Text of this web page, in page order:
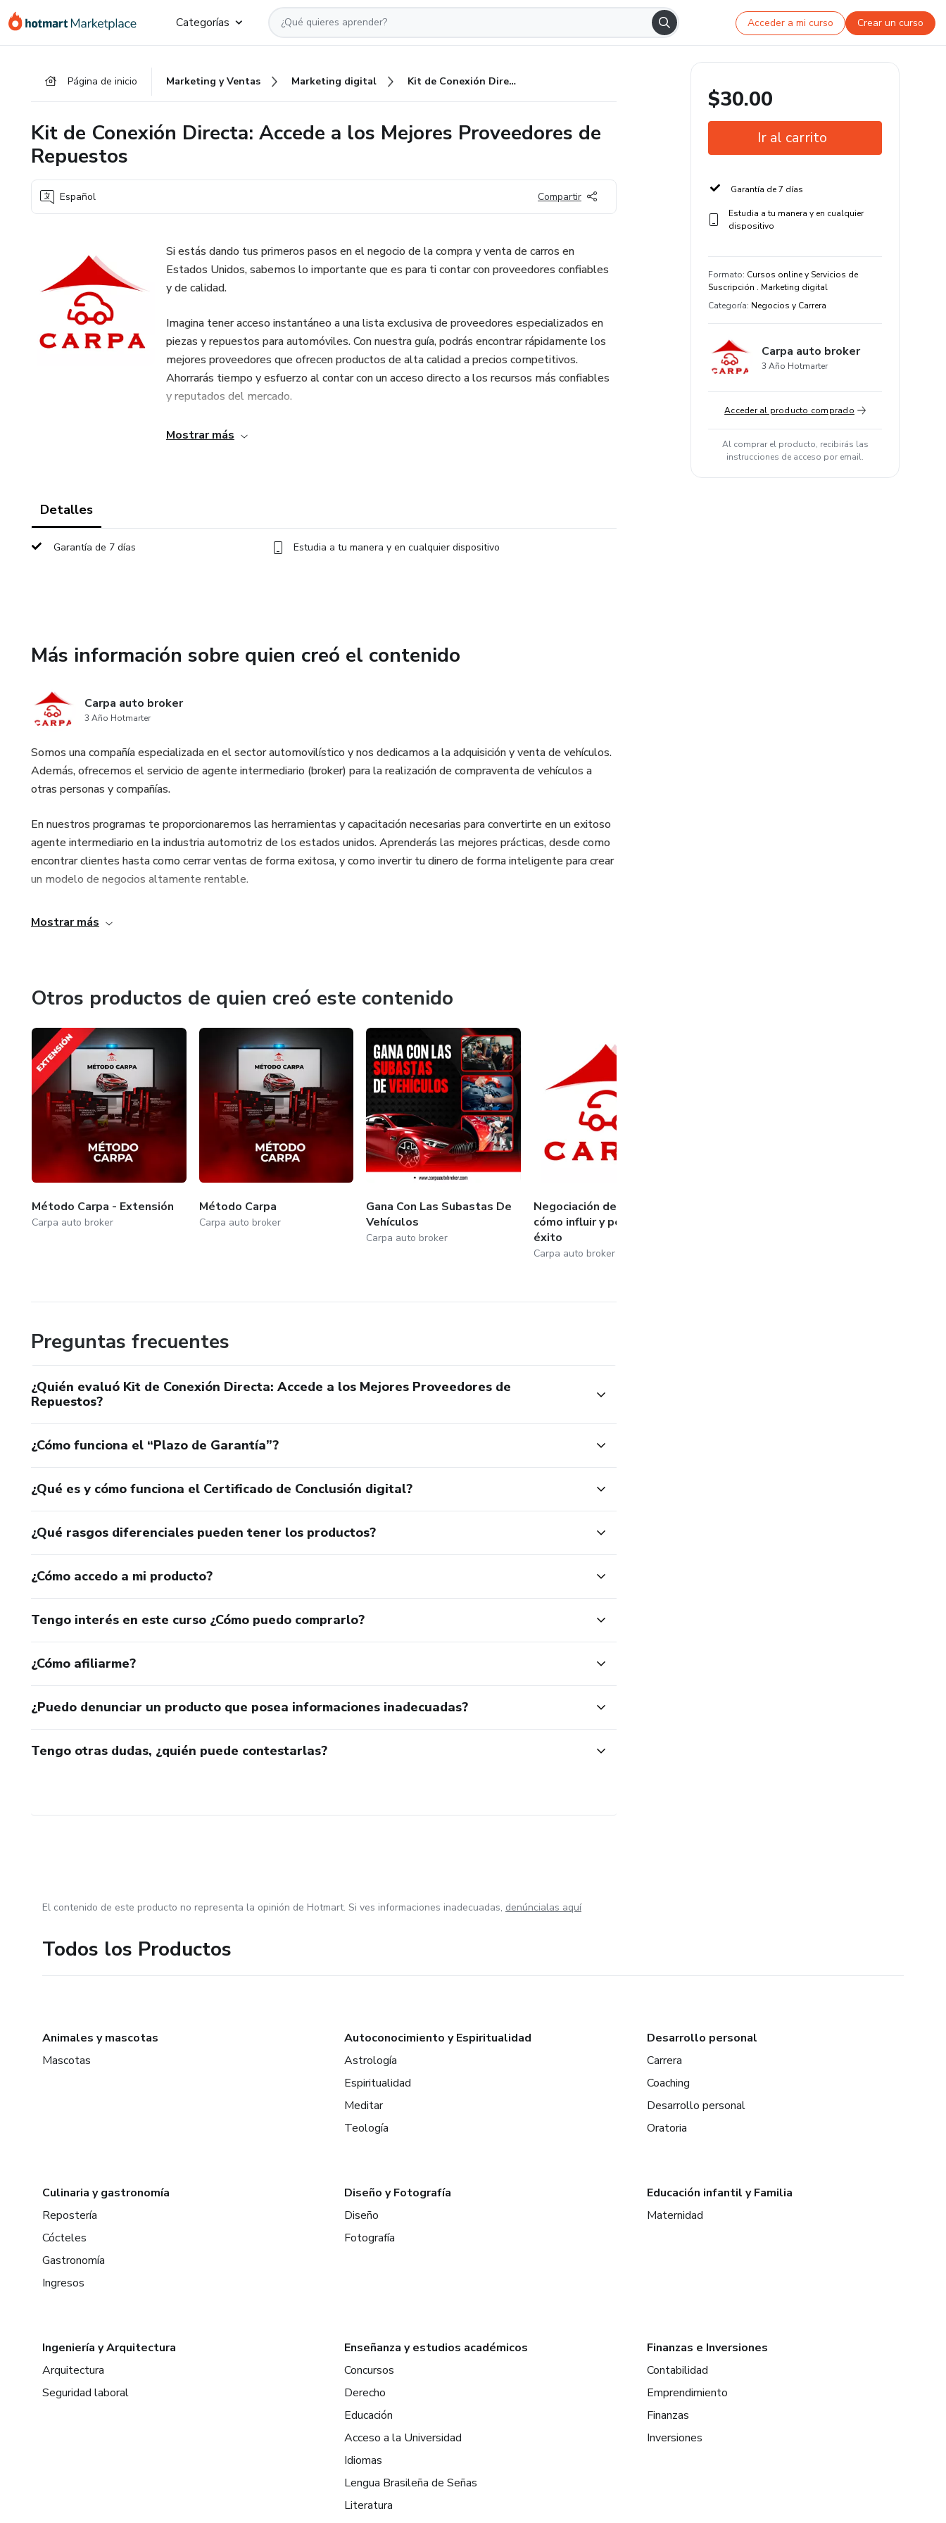
Categorías Acceder a mi curso Crear un curso
Página de inicio Marketing y Ventas Marketing digital Kit de Conexión Directa: Accede a los Mejores Proveedores de Repuestos
Kit de Conexión Directa: Accede a los Mejores Proveedores de
Repuestos
Español Compartir
Si estás dando tus primeros pasos en el negocio de la compra y venta de carros en
Estados Unidos, sabemos lo importante que es para ti contar con proveedores confiables
y de calidad.
Imagina tener acceso instantáneo a una lista exclusiva de proveedores especializados en
piezas y repuestos para automóviles. Con nuestra guía, podrás encontrar rápidamente los
mejores proveedores que ofrecen productos de alta calidad a precios competitivos.
Ahorrarás tiempo y esfuerzo al contar con un acceso directo a los recursos más confiables
y reputados del mercado.
No importa si necesitas encontrar repuestos para tus propias ventas de vehículos o para
generar estos resultados. NO garantizamos los mismos resultados para todos, depende
del mercado, la diligencia de cada persona, el enfoque y perseverancia.
Mostrar más
Detalles
Garantía de 7 días Estudia a tu manera y en cualquier dispositivo
Más información sobre quien creó el contenido
Carpa auto broker
3 Año Hotmarter
Somos una compañía especializada en el sector automovilístico y nos dedicamos a la adquisición y venta de vehículos.
Además, ofrecemos el servicio de agente intermediario (broker) para la realización de compraventa de vehículos a
otras personas y compañías.
En nuestros programas te proporcionaremos las herramientas y capacitación necesarias para convertirte en un exitoso
agente intermediario en la industria automotriz de los estados unidos. Aprenderás las mejores prácticas, desde como
encontrar clientes hasta como cerrar ventas de forma exitosa, y como invertir tu dinero de forma inteligente para crear
un modelo de negocios altamente rentable.
Mostrar más
Otros productos de quien creó este contenido
Método Carpa - Extensión
Carpa auto broker
Método Carpa
Carpa auto broker
Gana Con Las Subastas De
Vehículos
Carpa auto broker
Negociación de Impacto:
cómo influir y persuadir con
éxito
Carpa auto broker
Preguntas frecuentes
¿Quién evaluó Kit de Conexión Directa: Accede a los Mejores Proveedores de
Repuestos?
¿Cómo funciona el “Plazo de Garantía”?
¿Qué es y cómo funciona el Certificado de Conclusión digital?
¿Qué rasgos diferenciales pueden tener los productos?
¿Cómo accedo a mi producto?
Tengo interés en este curso ¿Cómo puedo comprarlo?
¿Cómo afiliarme?
¿Puedo denunciar un producto que posea informaciones inadecuadas?
Tengo otras dudas, ¿quién puede contestarlas?
$30.00
Ir al carrito
Garantía de 7 días
Estudia a tu manera y en cualquier
dispositivo
Formato: Cursos online y Servicios de
Suscripción . Marketing digital
Categoría: Negocios y Carrera
Carpa auto broker
3 Año Hotmarter
Acceder al producto comprado
Al comprar el producto, recibirás las
instrucciones de acceso por email.
El contenido de este producto no representa la opinión de Hotmart. Si ves informaciones inadecuadas, denúncialas aquí
Todos los Productos
Animales y mascotas
Mascotas
Autoconocimiento y Espiritualidad
Astrología
Espiritualidad
Meditar
Teología
Desarrollo personal
Carrera
Coaching
Desarrollo personal
Oratoria
Culinaria y gastronomía
Repostería
Cócteles
Gastronomía
Ingresos
Diseño y Fotografía
Diseño
Fotografía
Educación infantil y Familia
Maternidad
Ingeniería y Arquitectura
Arquitectura
Seguridad laboral
Enseñanza y estudios académicos
Concursos
Derecho
Educación
Acceso a la Universidad
Idiomas
Lengua Brasileña de Señas
Literatura
Finanzas e Inversiones
Contabilidad
Emprendimiento
Finanzas
Inversiones